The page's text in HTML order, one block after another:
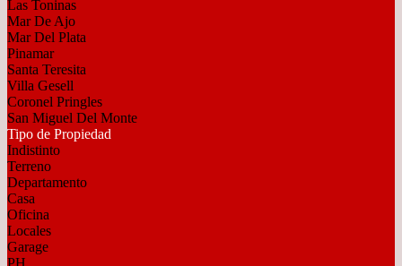
Las Toninas
Mar De Ajo
Mar Del Plata
Pinamar
Santa Teresita
Villa Gesell
Coronel Pringles
San Miguel Del Monte
Tipo de Propiedad
Indistinto
Terreno
Departamento
Casa
Oficina
Locales
Garage
PH